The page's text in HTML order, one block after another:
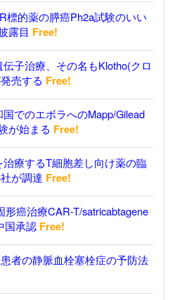
標的薬の膵癌Ph2a試験のいい
露目 Free!
子治療、その名もKlotho(クロ
売する Free!
でのエボラへのMapp/Gilead
が始まる Free!
治療するT細胞差し向け薬の臨
が調達 Free!
形癌治療CAR-T/satricabtagene
国承認 Free!
者の静脈血栓塞栓症の予防法